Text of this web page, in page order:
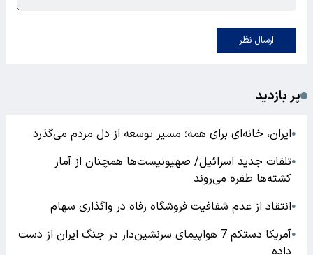
ارسال نظر
پر بازدید
●ایران، خانه‌ای برای همه؛ مسیر توسعه از دل مردم می‌گذرد
●تلفات جدید اسرائیل/ صهیونیست‌ها همچنان از آمار
کشته‌ها طفره می‌روند
●انتقاد از عدم شفافیت فروشگاه رفاه در واگذاری سهام
●
آمریکا دستکم 7 هواپیمای سرنشین‌دار در جنگ ایران از دست